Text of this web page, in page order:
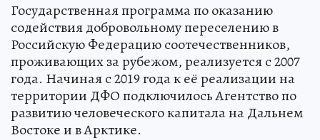
Государственная программа по оказанию
содействия добровольному переселению в
Российскую Федерацию соотечественников,
проживающих за рубежом, реализуется с 2007
года. Начиная с 2019 года к её реализации на
территории ДФО подключилось Агентство по
развитию человеческого капитала на Дальнем
Востоке и в Арктике.